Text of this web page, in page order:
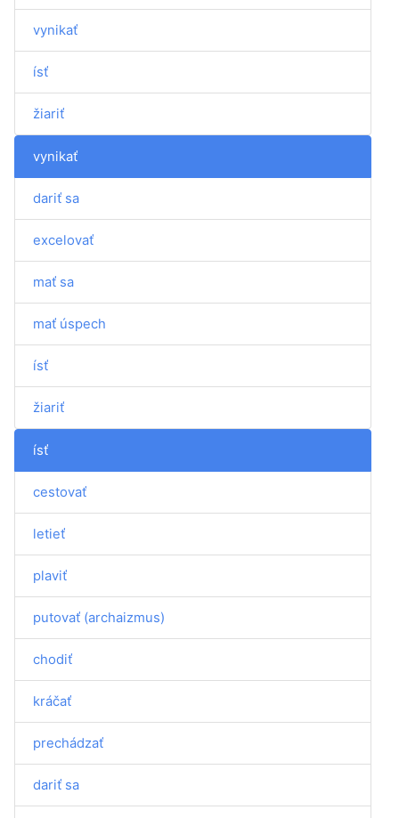
vynikať
ísť
žiariť
vynikať
dariť sa
excelovať
mať sa
mať úspech
ísť
žiariť
ísť
cestovať
letieť
plaviť
putovať (archaizmus)
chodiť
kráčať
prechádzať
dariť sa